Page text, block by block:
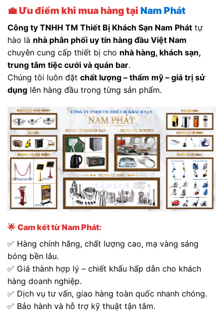
💼 Ưu điểm khi mua hàng tại Nam Phát
Công ty TNHH TM Thiết Bị Khách Sạn Nam Phát tự
hào là nhà phân phối uy tín hàng đầu Việt Nam
chuyên cung cấp thiết bị cho nhà hàng, khách sạn,
trung tâm tiệc cưới và quán bar.
Chúng tôi luôn đặt chất lượng – thẩm mỹ – giá trị sử
dụng lên hàng đầu trong từng sản phẩm.
🌟 Cam kết từ Nam Phát:
✅ Hàng chính hãng, chất lượng cao, mạ vàng sáng
bóng bền lâu.
✅ Giá thành hợp lý – chiết khấu hấp dẫn cho khách
hàng doanh nghiệp.
✅ Dịch vụ tư vấn, giao hàng toàn quốc nhanh chóng.
✅ Bảo hành và hỗ trợ kỹ thuật tận tâm.